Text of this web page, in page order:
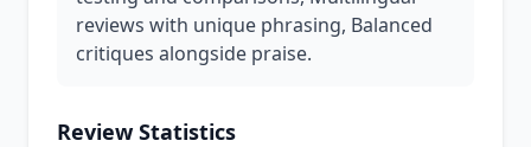
reviews with unique phrasing, Balanced
critiques alongside praise.
Review Statistics